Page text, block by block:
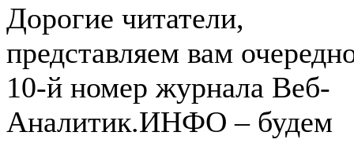
Дорогие читатели,
представляем вам
10-й номер журнала Веб-
Аналитик.ИНФО – будем